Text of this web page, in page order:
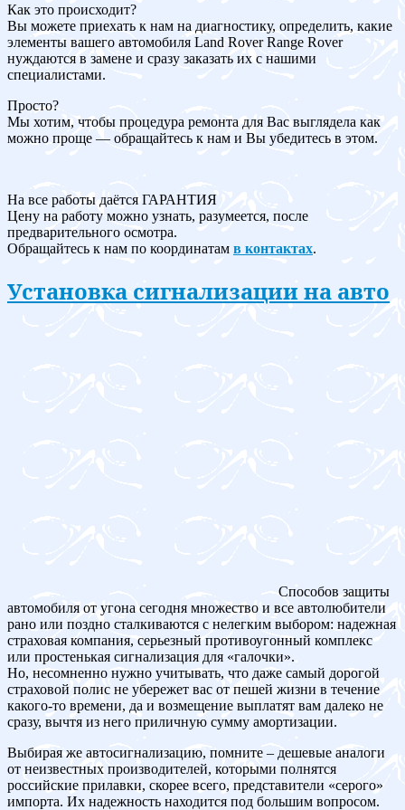
Как это происходит?
Вы можете приехать к нам на диагностику, определить, какие
элементы вашего автомобиля Land Rover Range Rover
нуждаются в замене и сразу заказать их с нашими
специалистами.
Просто?
Мы хотим, чтобы процедура ремонта для Вас выглядела как
можно проще — обращайтесь к нам и Вы убедитесь в этом.
На все работы даётся ГАРАНТИЯ
Цену на работу можно узнать, разумеется, после
предварительного осмотра.
Обращайтесь к нам по координатам в контактах.
Установка сигнализации на авто
Способов защиты
автомобиля от угона сегодня множество и все автолюбители
рано или поздно сталкиваются с нелегким выбором: надежная
страховая компания, серьезный противоугонный комплекс
или простенькая сигнализация для «галочки».
Но, несомненно нужно учитывать, что даже самый дорогой
страховой полис не убережет вас от пешей жизни в течение
какого-то времени, да и возмещение выплатят вам далеко не
сразу, вычтя из него приличную сумму амортизации.
Выбирая же автосигнализацию, помните – дешевые аналоги
от неизвестных производителей, которыми полнятся
российские прилавки, скорее всего, представители «серого»
импорта. Их надежность находится под большим вопросом.